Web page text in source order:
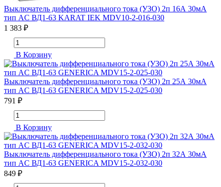
Выключатель дифференциального тока (УЗО) 2п 16А 30мА
тип AC ВД1-63 KARAT IEK MDV10-2-016-030
1 383 ₽
В Корзину
Выключатель дифференциального тока (УЗО) 2п 25А 30мА
тип AC ВД1-63 GENERICA MDV15-2-025-030
791 ₽
В Корзину
Выключатель дифференциального тока (УЗО) 2п 32А 30мА
тип AC ВД1-63 GENERICA MDV15-2-032-030
849 ₽